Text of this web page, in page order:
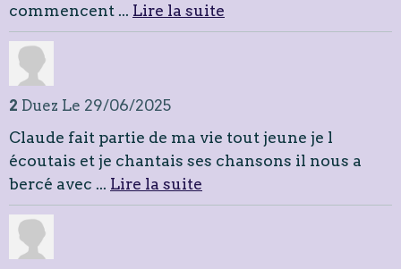
commencent ... Lire la suite
2 Duez Le 29/06/2025
Claude fait partie de ma vie tout jeune je l
écoutais et je chantais ses chansons il nous a
bercé avec ... Lire la suite